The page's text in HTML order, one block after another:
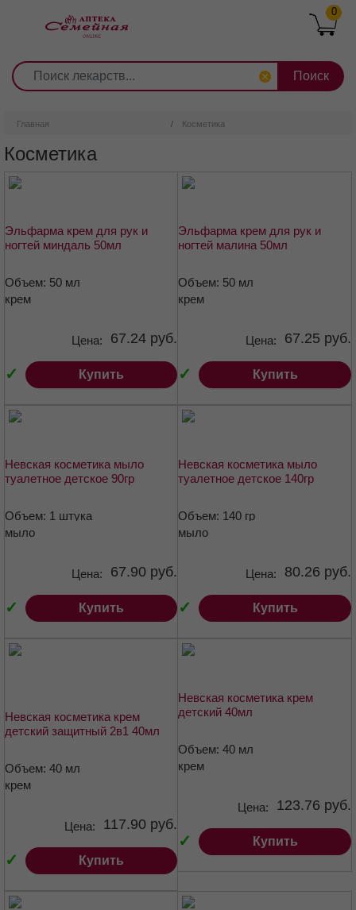
0
Главная Косметика
Косметика
Эльфарма крем для рук и
ногтей миндаль 50мл
Объем: 50 мл
крем
✓
Цена: 67.24 руб.
Купить
Эльфарма крем для рук и
ногтей малина 50мл
Объем: 50 мл
крем
✓
Цена: 67.25 руб.
Купить
Невская косметика мыло
туалетное детское 90гр
Объем: 1 штука
мыло
✓
Цена: 67.90 руб.
Купить
Невская косметика мыло
туалетное детское 140гр
Объем: 140 гр
мыло
✓
Цена: 80.26 руб.
Купить
Невская косметика крем
детский защитный 2в1 40мл
Объем: 40 мл
крем
✓
Цена: 117.90 руб.
Купить
Невская косметика крем
детский 40мл
Объем: 40 мл
крем
✓
Цена: 123.76 руб.
Купить